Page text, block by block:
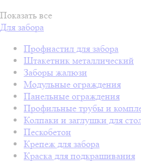
Показать все
Для забора
Профнастил для забора
Штакетник металлический
Заборы жалюзи
Модульные ограждения
Панельные ограждения
Профильные трубы и
Колпаки и заглушки для
Пескобетон
Крепеж для забора
Краска для подкрашивания